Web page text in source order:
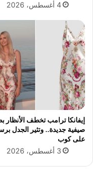
4 أغسطس، 2026
إيفانكا ترامب تخطف الأنظار
صيفية جديدة.. وتثير الجدل
على كوب
3 أغسطس، 2026